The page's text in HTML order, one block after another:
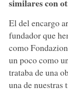
similares con
El del encargo
fundador que
como
un poco como
trataba de una
una de